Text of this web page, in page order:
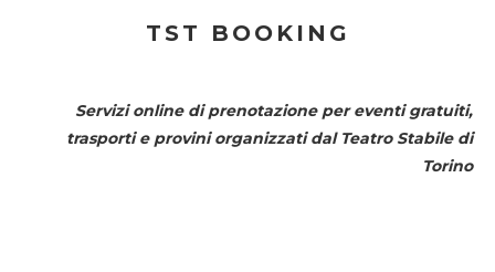
TST BOOKING
Servizi online di prenotazione per eventi gratuiti,
trasporti e provini organizzati dal Teatro Stabile di
Torino